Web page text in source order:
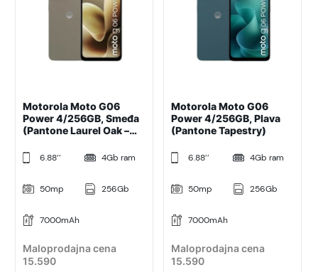
Motorola Moto G06
Power 4/256GB, Smeđa
(Pantone Laurel Oak –
6.88’’ 4Gb ram
50mp 256Gb
7000mAh
Maloprodajna cena
15.590
Motorola Moto G06
Power 4/256GB, Plava
(Pantone Tapestry)
6.88’’ 4Gb ram
50mp 256Gb
7000mAh
Maloprodajna cena
15.590